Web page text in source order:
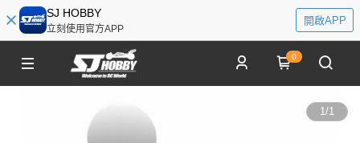
SJ HOBBY
立刻使用官方APP
開啟APP
0
1/1